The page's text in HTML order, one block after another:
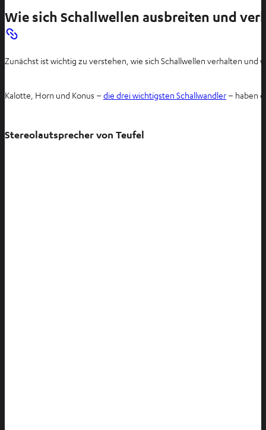
Wie sich Schallwellen ausbreiten und
Zunächst ist wichtig zu verstehen, wie sich Schallwellen verhalten und
Kalotte, Horn und Konus – die drei wichtigsten Schallwandler – haben
Stereolautsprecher von Teufel